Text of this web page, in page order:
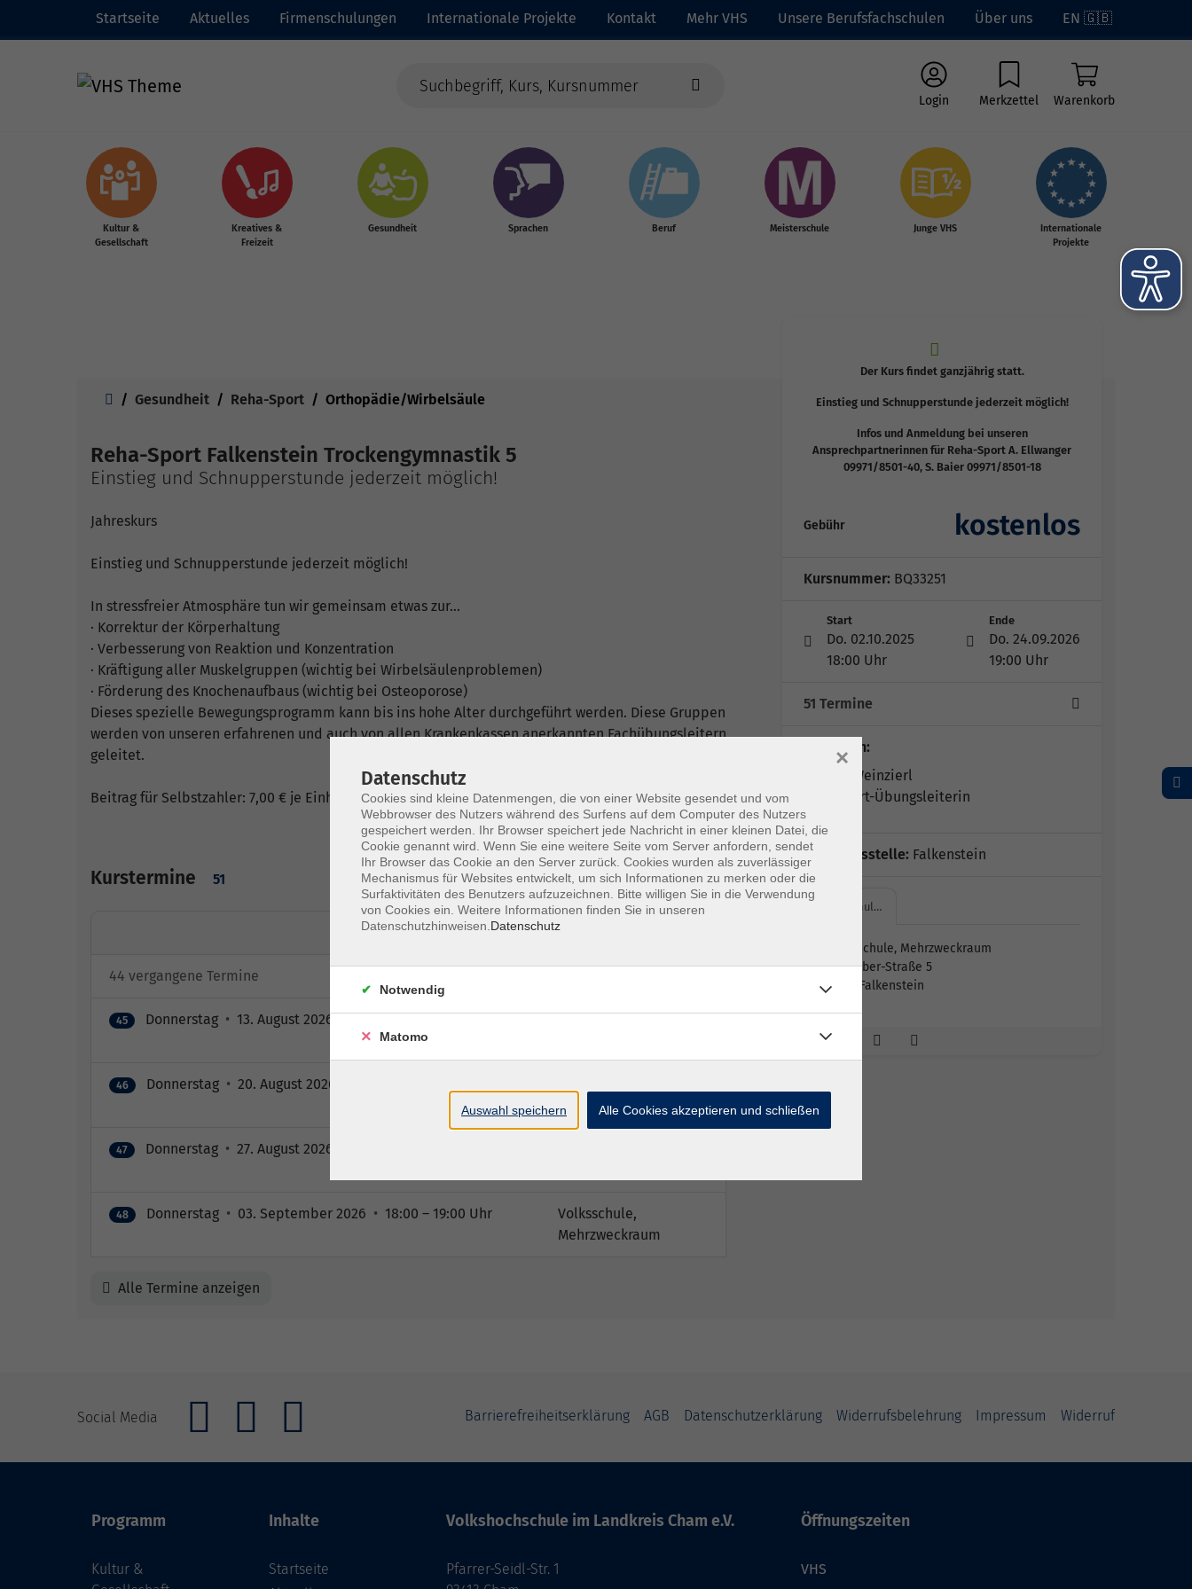
Startseite Aktuelles Firmenschulungen Internationale Projekte Kontakt Mehr VHS Unsere Berufsfachschulen Über uns EN 🇬🇧
Login Merkzettel Warenkorb
Kultur &
Gesellschaft
Kreatives &
Freizeit
Gesundheit Sprachen Beruf Meisterschule Junge VHS
Internationale
Projekte
Gesundheit Reha-Sport Orthopädie/Wirbelsäule
Reha-Sport Falkenstein Trockengymnastik 5
Einstieg und Schnupperstunde jederzeit möglich!
Jahreskurs
Einstieg und Schnupperstunde jederzeit möglich!
In stressfreier Atmosphäre tun wir gemeinsam etwas zur...
· Korrektur der Körperhaltung
· Verbesserung von Reaktion und Konzentration
· Kräftigung aller Muskelgruppen (wichtig bei Wirbelsäulenproblemen)
· Förderung des Knochenaufbaus (wichtig bei Osteoporose)
Dieses spezielle Bewegungsprogramm kann bis ins hohe Alter durchgeführt werden. Diese Gruppen
werden von unseren erfahrenen und auch von allen Krankenkassen anerkannten Fachübungsleitern
geleitet.
Beitrag für Selbstzahler: 7,00 € je Einheit
Kurstermine 51
Ort / Raum
44 vergangene Termine
45 Donnerstag • 13. August 2026 • 18:00 – 19:00 Uhr
Volksschule,
46 Donnerstag • 20. August 2026
Mehrzweckraum
47 Donnerstag • 27. August 2026
48 Donnerstag • 03. September 2026 • 18:00 – 19:00 Uhr
Volksschule,
Mehrzweckraum
Alle Termine anzeigen
Der Kurs findet ganzjährig statt.
Einstieg und Schnupperstunde jederzeit möglich!
Infos und Anmeldung bei unseren
Ansprechpartnerinnen für Reha-Sport A. Ellwanger
09971/8501-40, S. Baier 09971/8501-18
Gebühr kostenlos
Kursnummer: BQ33251
Start
Do. 02.10.2025
18:00 Uhr
Ende
Do. 24.09.2026
19:00 Uhr
51 Termine
Dozent*in:
Kerstin Weinzierl
Rehasport-Übungsleiterin
Geschäftsstelle: Falkenstein
Volksschul…
Volksschule, Mehrzweckraum
Dr.-Färber-Straße 5
93167 Falkenstein
Social Media Barrierefreiheitserklärung AGB Datenschutzerklärung Widerrufsbelehrung Impressum Widerruf
Programm
Kultur &
Inhalte
Startseite
Volkshochschule im Landkreis Cham e.V.
Pfarrer-Seidl-Str. 1
Öffnungszeiten
VHS
Datenschutz
Cookies sind kleine Datenmengen, die von einer Website gesendet und vom
Webbrowser des Nutzers während des Surfens auf dem Computer des Nutzers
gespeichert werden. Ihr Browser speichert jede Nachricht in einer kleinen Datei, die
Cookie genannt wird. Wenn Sie eine weitere Seite vom Server anfordern, sendet
Ihr Browser das Cookie an den Server zurück. Cookies wurden als zuverlässiger
Mechanismus für Websites entwickelt, um sich Informationen zu merken oder die
Surfaktivitäten des Benutzers aufzuzeichnen. Bitte willigen Sie in die Verwendung
von Cookies ein. Weitere Informationen finden Sie in unseren
Datenschutzhinweisen. Datenschutz
×
Notwendig
Matomo
Auswahl speichern Alle Cookies akzeptieren und schließen